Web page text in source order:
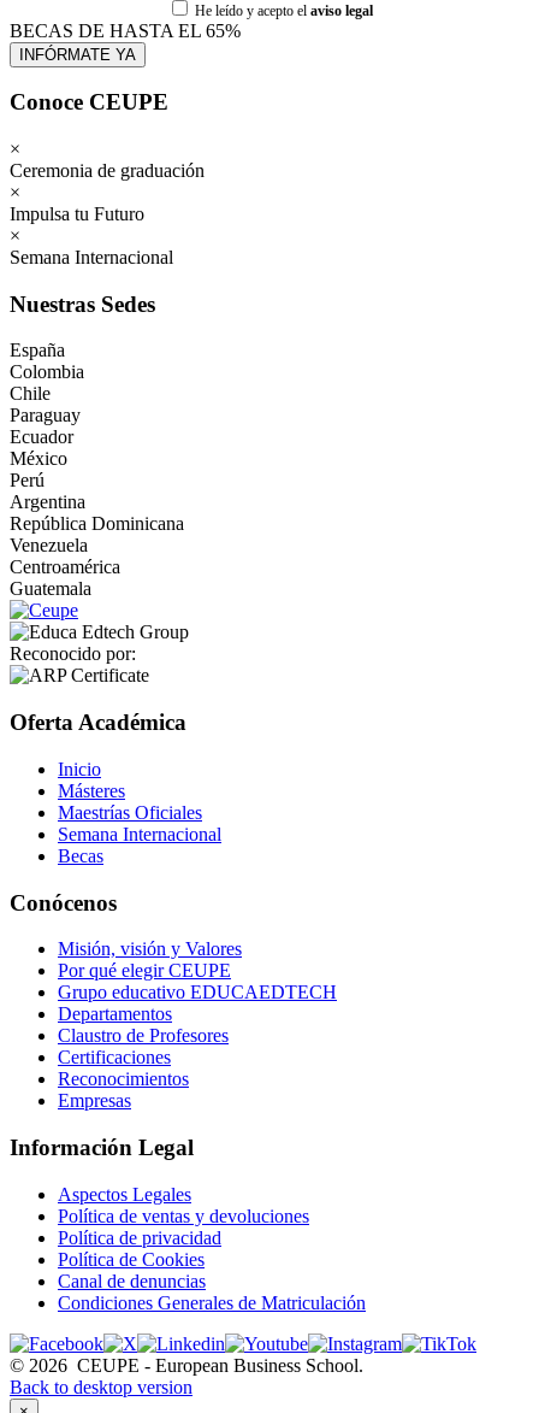
He leído y acepto el aviso legal
BECAS DE HASTA EL 65%
Conoce CEUPE
×
Ceremonia de graduación
×
Impulsa tu Futuro
×
Semana Internacional
Nuestras Sedes
España
Colombia
Chile
Paraguay
Ecuador
México
Perú
Argentina
República Dominicana
Venezuela
Centroamérica
Guatemala
Reconocido por:
Oferta Académica
Inicio
Másteres
Maestrías Oficiales
Semana Internacional
Becas
Conócenos
Misión, visión y Valores
Por qué elegir CEUPE
Grupo educativo EDUCAEDTECH
Departamentos
Claustro de Profesores
Certificaciones
Reconocimientos
Empresas
Información Legal
Aspectos Legales
Política de ventas y devoluciones
Política de privacidad
Política de Cookies
Canal de denuncias
Condiciones Generales de Matriculación
© 2026 CEUPE - European Business School.
Back to desktop version